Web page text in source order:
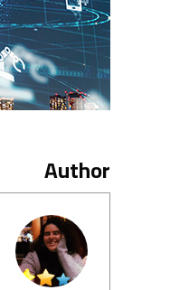
Author